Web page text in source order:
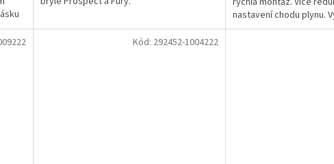
nastavení chodu plynu.
otlakům v oblasti
Kód: 292452-1004222